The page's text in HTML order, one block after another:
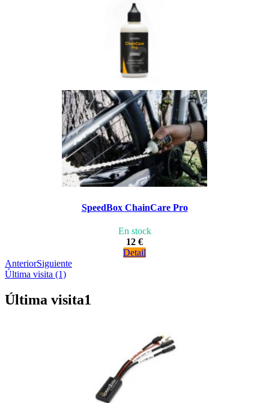
SpeedBox ChainCare Pro
En stock
12 €
Detail
AnteriorSiguiente
Última visita (1)
Última visita1